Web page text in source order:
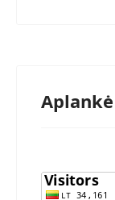
Aplankė